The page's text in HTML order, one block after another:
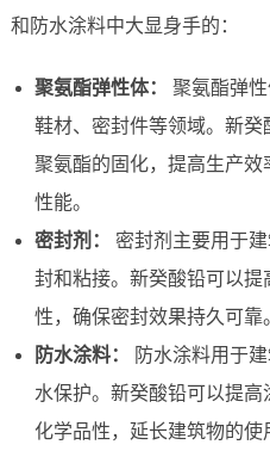
和防水涂料中大显身手的：
聚氨酯弹性体：
聚氨酯弹性
鞋材、密封件等领域。新
聚氨酯的固化，提高生产
性能。
密封剂：
密封剂主要用于
封和粘接。新癸酸铅可以
性，确保密封效果持久可靠
防水涂料：
防水涂料用于
水保护。新癸酸铅可以提
化学品性，延长建筑物的使